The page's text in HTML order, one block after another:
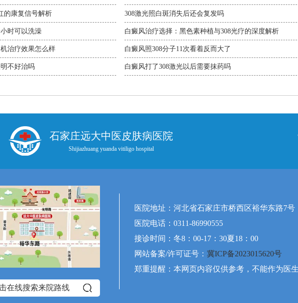
的康复信号解析
时可以洗澡
治疗效果怎么样
不好治吗
308激光照白斑消失后还会复发吗
白癜风治疗选择：黑色素种植与308光疗的深度解析
白癜风照308分子11次看着反而大了
白癜风打了308激光以后需要抹药吗
石家庄远大中医皮肤病医院
Shijiazhuang yuanda vitiligo hospital
在线搜索来院路线
医院地址：河北省石家庄市桥西区裕华东路7号
医院电话：0311-86990555
接诊时间：冬8：00-17：30夏18：00
网站备案/许可证号： 冀ICP备2023015620号
郑重提醒：本网页内容仅供参考，不能作为医